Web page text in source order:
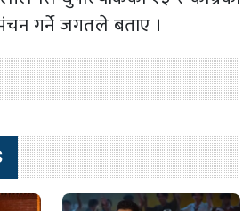
गर्ने जगतले बताए ।